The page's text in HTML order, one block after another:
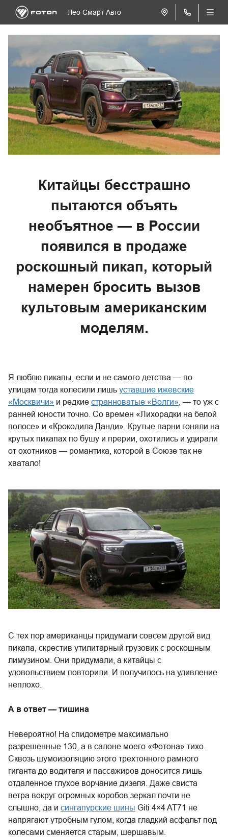
Лео Смарт Авто
Китайцы бесстрашно
пытаются объять
необъятное — в России
появился в продаже
роскошный пикап, который
намерен бросить вызов
культовым американским
моделям.
Я люблю пикапы, если и не самого детства — по
улицам тогда колесили лишь уставшие ижевские
«Москвичи» и редкие странноватые «Волги» , — то уж с
ранней юности точно. Со времен «Лихорадки на белой
полосе» и «Крокодила Данди». Крутые парни гоняли на
крутых пикапах по бушу и прерии, охотились и удирали
от охотников — романтика, которой в Союзе так не
хватало!
С тех пор американцы придумали совсем другой вид
пикапа, скрестив утилитарный грузовик с роскошным
лимузином. Они придумали, а китайцы с
удовольствием повторили. И получилось на удивление
неплохо.
А в ответ — тишина
Невероятно! На спидометре максимально
разрешенные 130, а в салоне моего «Фотона» тихо.
Сквозь шумоизоляцию этого трехтонного рамного
гиганта до водителя и пассажиров доносится лишь
отдаленное глухое ворчание дизеля. Даже свиста
ветра вокруг огромных коробов зеркал почти не
слышно, да и сингапурские шины Giti 4×4 AT71 не
напрягают утробным гулом, когда гладкий асфальт под
колесами сменяется старым, шершавым.